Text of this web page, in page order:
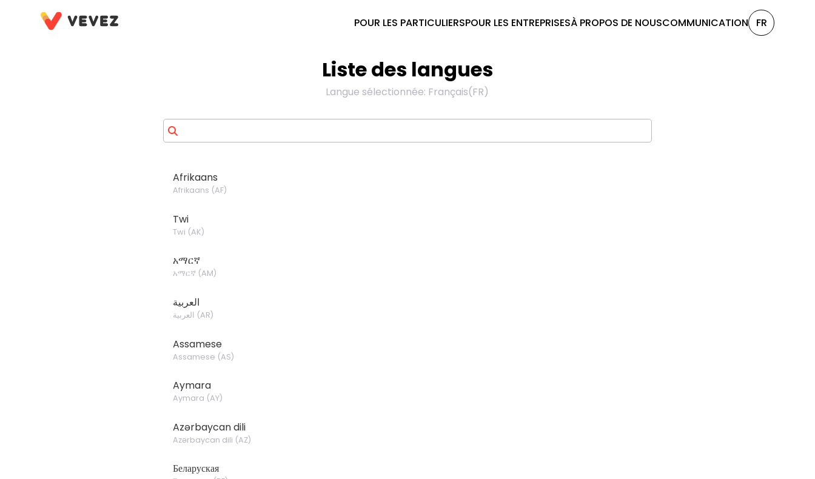
POUR LES PARTICULIERSPOUR LES ENTREPRISESÀ PROPOS DE NOUSCOMMUNICATION FR
Liste des langues
Langue sélectionnée: Français(FR)
Afrikaans
Afrikaans (AF)
Twi
Twi (AK)
አማርኛ
አማርኛ (AM)
العربية
العربية (AR)
Assamese
Assamese (AS)
Aymara
Aymara (AY)
Azərbaycan dili
Azərbaycan dili (AZ)
Беларуская